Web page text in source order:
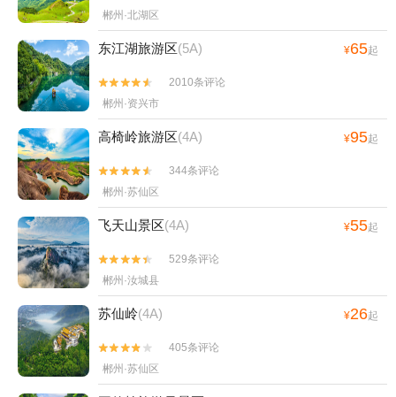
郴州·北湖区
东江湖旅游区(5A) ¥65起


2010条评论
郴州·资兴市
高椅岭旅游区(4A) ¥95起


344条评论
郴州·苏仙区
飞天山景区(4A) ¥55起


529条评论
郴州·汝城县
苏仙岭(4A) ¥26起


405条评论
郴州·苏仙区